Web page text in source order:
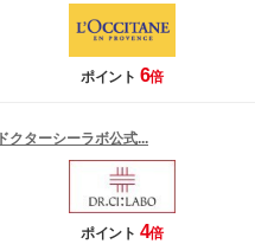
ポイント 6倍
ドクターシーラボ公式...
ポイント 4倍